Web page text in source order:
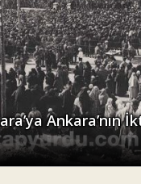
Ankara’nın